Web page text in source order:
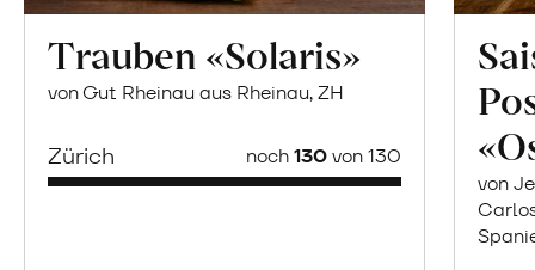
Trauben «Solaris»
von Gut Rheinau aus Rheinau, ZH
Zürich noch130von 130
von